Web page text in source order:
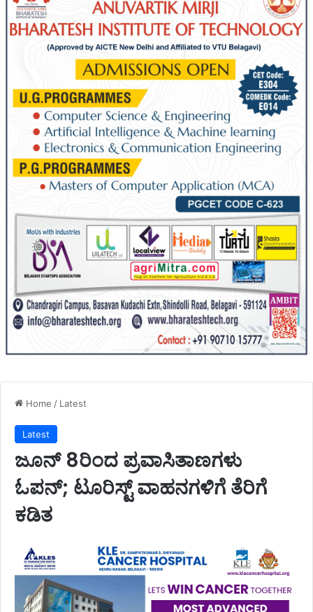
Home / Latest
Latest
ಜೂನ್ 8ರಿಂದ ಪ್ರವಾಸಿತಾಣಗಳು
ಓಪನ್; ಟೂರಿಸ್ಟ್ ವಾಹನಗಳಿಗೆ ತೆರಿಗೆ
ಕಡಿತ